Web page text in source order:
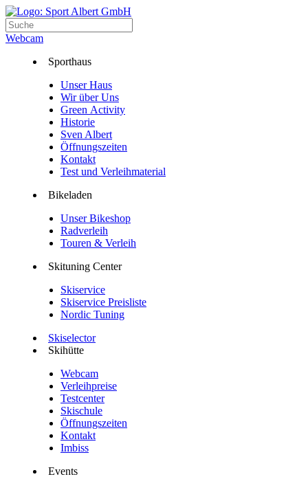
Webcam
Sporthaus
Unser Haus
Wir über Uns
Green Activity
Historie
Sven Albert
Öffnungszeiten
Kontakt
Test und Verleihmaterial
Bikeladen
Unser Bikeshop
Radverleih
Touren & Verleih
Skituning Center
Skiservice
Skiservice Preisliste
Nordic Tuning
Skiselector
Skihütte
Webcam
Verleihpreise
Testcenter
Skischule
Öffnungszeiten
Kontakt
Imbiss
Events